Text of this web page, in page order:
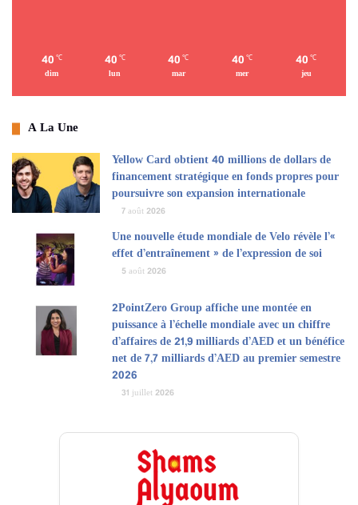
40 ℃
dim
40 ℃
lun
40 ℃
mar
40 ℃
mer
40 ℃
jeu
A La Une
Yellow Card obtient 40 millions de dollars de
financement stratégique en fonds propres pour
poursuivre son expansion internationale
7 août 2026
Une nouvelle étude mondiale de Velo révèle l’«
effet d’entraînement » de l’expression de soi
5 août 2026
2PointZero Group affiche une montée en
puissance à l’échelle mondiale avec un chiffre
d’affaires de 21,9 milliards d’AED et un bénéfice
net de 7,7 milliards d’AED au premier semestre
2026
31 juillet 2026